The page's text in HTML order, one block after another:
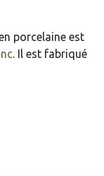
porcelaine est
. Il est fabriqué